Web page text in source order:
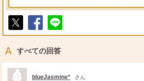
ポ
ト
シ
ア
送
すべての回答
blueJasmine* さん